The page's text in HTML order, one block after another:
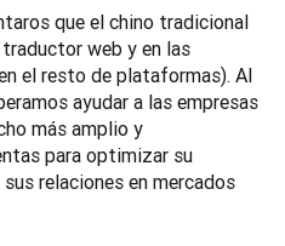
que el chino tradicional
web y en las
el resto de plataformas). Al
ayudar a las empresas
más amplio y
para optimizar su
relaciones en mercados